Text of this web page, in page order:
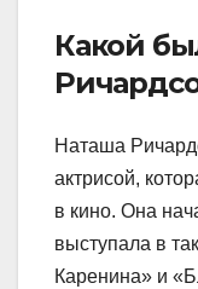
Какой
Наташа
актрисой,
в кино. Она
выступала в
Каренина» и